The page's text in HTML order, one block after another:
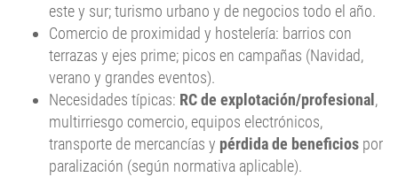
este y sur; turismo urbano y de negocios todo el año.
Comercio de proximidad y hostelería: barrios con
terrazas y ejes prime; picos en campañas (Navidad,
verano y grandes eventos).
Necesidades típicas: RC de explotación/profesional ,
multirriesgo comercio, equipos electrónicos,
transporte de mercancías y pérdida de beneficios por
paralización (según normativa aplicable).